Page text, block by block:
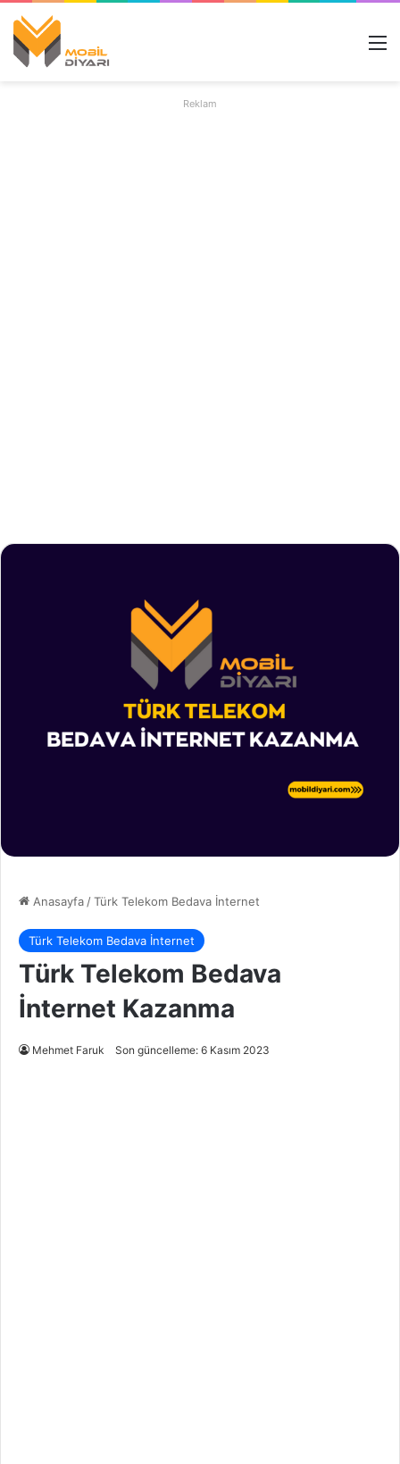
Reklam
Anasayfa/Türk Telekom Bedava İnternet
Türk Telekom Bedava İnternet
Türk Telekom Bedava
İnternet Kazanma
Mehmet Faruk Son güncelleme: 6 Kasım 2023